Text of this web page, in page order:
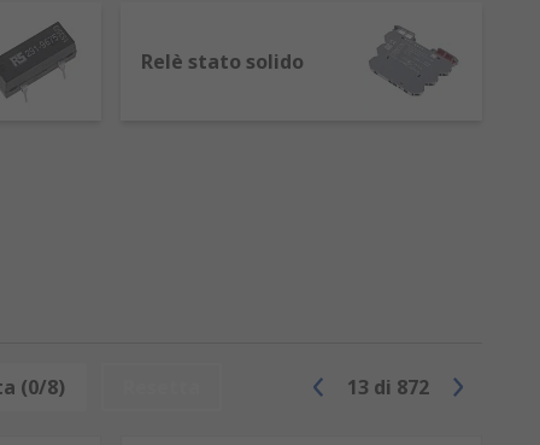
dei contatti, determinando la
di segnali ad alta frequenza, come
tensioni elevate. La loro efficienza
Relè stato solido
(0/8) 13 di 872